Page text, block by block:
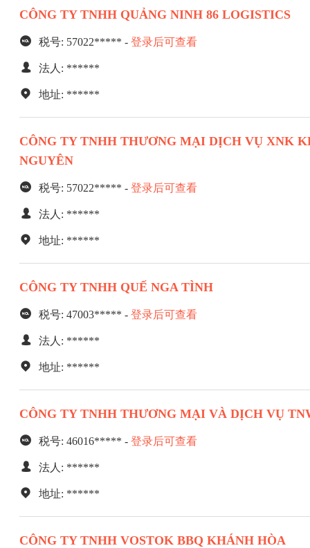
CÔNG TY TNHH QUẢNG NINH 86 LOGISTICS
税号: 57022***** - 登录后可查看
法人: ******
地址: ******
CÔNG TY TNHH THƯƠNG MẠI DỊCH VỤ XNK
NGUYÊN
税号: 57022***** - 登录后可查看
法人: ******
地址: ******
CÔNG TY TNHH QUẾ NGA TÌNH
税号: 47003***** - 登录后可查看
法人: ******
地址: ******
CÔNG TY TNHH THƯƠNG MẠI VÀ DỊCH VỤ
税号: 46016***** - 登录后可查看
法人: ******
地址: ******
CÔNG TY TNHH VOSTOK BBQ KHÁNH HÒA